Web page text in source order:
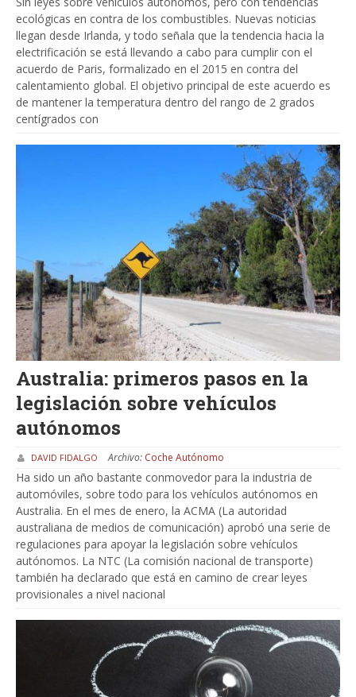
ecológicas en contra de los combustibles. Nuevas noticias
llegan desde Irlanda, y todo señala que la tendencia hacia la
electrificación se está llevando a cabo para cumplir con el
acuerdo de Paris, formalizado en el 2015 en contra del
calentamiento global. El objetivo principal de este acuerdo es
de mantener la temperatura dentro del rango de 2 grados
centígrados con
Australia: primeros pasos en la
legislación sobre vehículos
autónomos
DAVID FIDALGO Archivo: Coche Autónomo
Ha sido un año bastante conmovedor para la industria de
automóviles, sobre todo para los vehículos autónomos en
Australia. En el mes de enero, la ACMA (La autoridad
australiana de medios de comunicación) aprobó una serie de
regulaciones para apoyar la legislación sobre vehículos
autónomos. La NTC (La comisión nacional de transporte)
también ha declarado que está en camino de crear leyes
provisionales a nivel nacional